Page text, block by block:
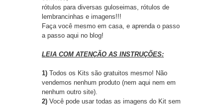
rótulos para diversas guloseimas, rótulos de
lembrancinhas e imagens!!!
Faça você mesmo em casa, e aprenda o passo
a passo aqui no blog!
LEIA COM ATENÇÃO AS INSTRUÇÕES:
1) Todos os Kits são gratuitos mesmo! Não
vendemos nenhum produto (nem aqui nem em
nenhum outro site).
2) Você pode usar todas as imagens do Kit sem